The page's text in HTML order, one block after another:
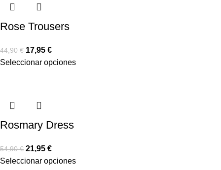
Rose Trousers
44,90€ 17,95 €
Seleccionar opciones
Rosmary Dress
54,90€ 21,95 €
Seleccionar opciones